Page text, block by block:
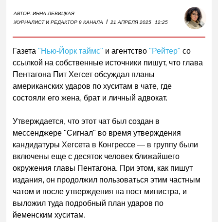
АВТОР:ИННА ЛЕВИЦКАЯ
ЖУРНАЛИСТ И РЕДАКТОР 9 КАНАЛА
I 21 АПРЕЛЯ 2025 12:25
Газета"Нью-Йорк таймс" и агентство"Рейтер" со
ссылкой на собственные источники пишут, что глава
Пентагона Пит Хегсет обсуждал планы
американских ударов по хуситам в чате, где
состояли его жена, брат и личный адвокат.
Утверждается, что этот чат был создан в
мессенджере "Сигнал" во время утверждения
кандидатуры Хегсета в Конгрессе — в группу были
включены еще с десяток человек ближайшего
окружения главы Пентагона. При этом, как пишут
издания, он продолжил пользоваться этим частным
чатом и после утверждения на пост министра, и
выложил туда подробный план ударов по
йеменским хуситам.